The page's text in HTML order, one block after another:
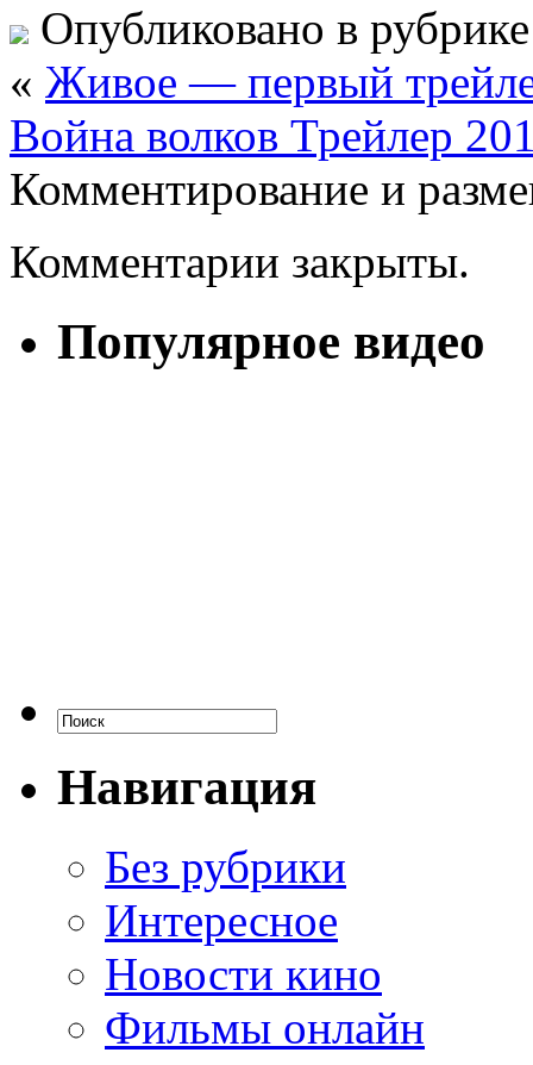
Опубликовано в
« Живое — первый
Война волков Трейлер
Комментирование и
Комментарии закрыты.
Популярное видео
Навигация
Без рубрики
Интересное
Новости кино
Фильмы онлайн